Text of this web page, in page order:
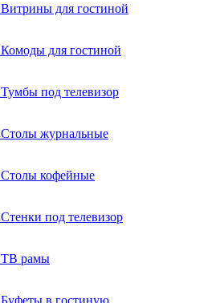
Витрины для гостиной
Комоды для гостиной
Тумбы под телевизор
Столы журнальные
Столы кофейные
Стенки под телевизор
ТВ рамы
Буфеты в гостиную